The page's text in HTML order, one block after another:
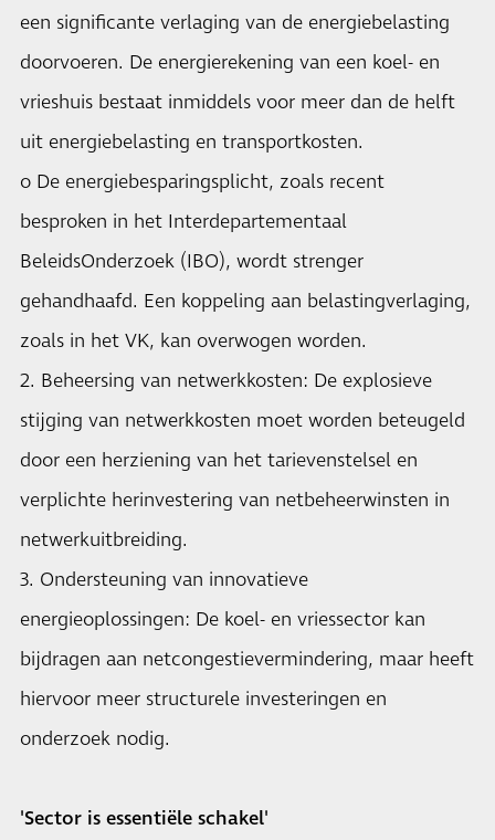
een significante verlaging van de energiebelasting
doorvoeren. De energierekening van een koel- en
vrieshuis bestaat inmiddels voor meer dan de helft
uit energiebelasting en transportkosten.
o De energiebesparingsplicht, zoals recent
besproken in het Interdepartementaal
BeleidsOnderzoek (IBO), wordt strenger
gehandhaafd. Een koppeling aan belastingverlaging,
zoals in het VK, kan overwogen worden.
2. Beheersing van netwerkkosten: De explosieve
stijging van netwerkkosten moet worden beteugeld
door een herziening van het tarievenstelsel en
verplichte herinvestering van netbeheerwinsten in
netwerkuitbreiding.
3. Ondersteuning van innovatieve
energieoplossingen: De koel- en vriessector kan
bijdragen aan netcongestievermindering, maar heeft
hiervoor meer structurele investeringen en
onderzoek nodig.
'Sector is essentiële schakel'